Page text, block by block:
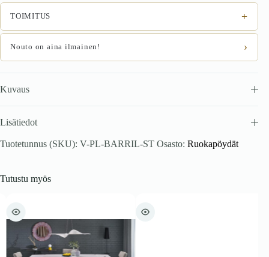
TOIMITUS +
Nouto on aina ilmainen! ›
Kuvaus
Lisätiedot
Tuotetunnus (SKU): V-PL-BARRIL-ST Osasto: Ruokapöydät
Tutustu myös